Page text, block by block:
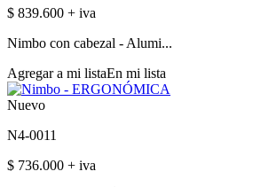
$ 839.600 + iva
Nimbo con cabezal - Alumi...
Agregar a mi listaEn mi lista
Nuevo
N4-0011
$ 736.000 + iva